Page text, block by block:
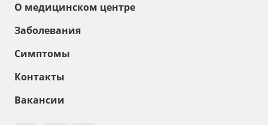
О медицинском центре
Заболевания
Симптомы
Контакты
Вакансии